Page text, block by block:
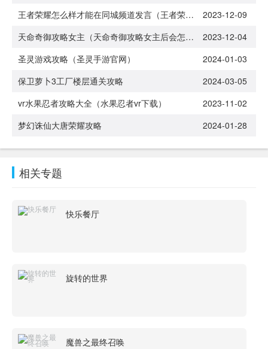
王者荣耀怎么样才能在同城频道发言（王者荣耀如何在同城频道发言）
2023-12-09
天命奇御攻略女主（天命奇御攻略女主后会怎样）
2023-12-04
圣灵游戏攻略（圣灵手游官网）
2024-01-03
保卫萝卜3工厂楼层通关攻略
2024-03-05
vr水果忍者攻略大全（水果忍者vr下载）
2023-11-02
梦幻诛仙大唐荣耀攻略
2024-01-28
相关专题
快乐餐厅
旋转的世界
魔兽之最终召唤